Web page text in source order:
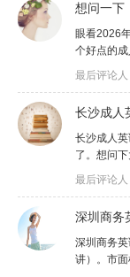
想问一下
眼看2026
个好点的
最后评论
长沙成人
长沙成人
了。想问
最后评论
深圳商务
深圳商务
讲）。市